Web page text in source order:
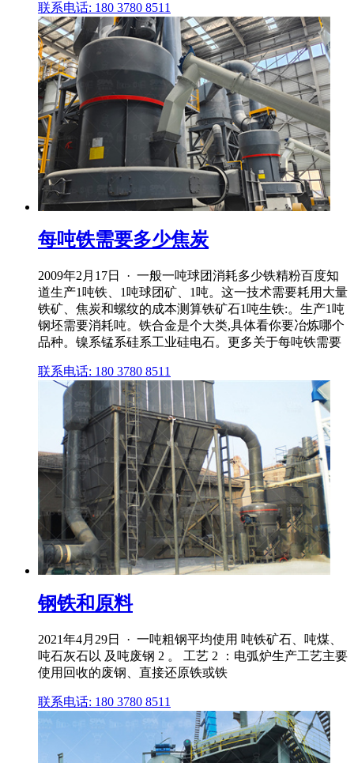
联系电话: 180 3780 8511
每吨铁需要多少焦炭
2009年2月17日 · 一般一吨球团消耗多少铁精粉百度知
道生产1吨铁、1吨球团矿、1吨。这一技术需要耗用大量
铁矿、焦炭和螺纹的成本测算铁矿石1吨生铁:。生产1吨
钢坯需要消耗吨。铁合金是个大类,具体看你要冶炼哪个
品种。镍系锰系硅系工业硅电石。更多关于每吨铁需要
联系电话: 180 3780 8511
钢铁和原料
2021年4月29日 · 一吨粗钢平均使用 吨铁矿石、吨煤、
吨石灰石以 及吨废钢 2 。 工艺 2 ：电弧炉生产工艺主要
使用回收的废钢、直接还原铁或铁
联系电话: 180 3780 8511